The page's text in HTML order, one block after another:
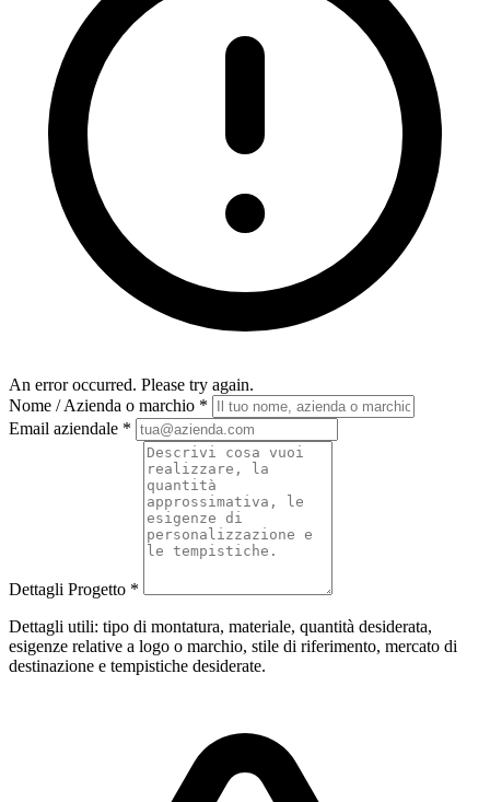
An error occurred. Please try again.
Nome / Azienda o marchio *
Email aziendale *
Dettagli Progetto *
Dettagli utili: tipo di montatura, materiale, quantità desiderata,
esigenze relative a logo o marchio, stile di riferimento, mercato di
destinazione e tempistiche desiderate.